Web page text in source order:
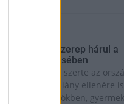
is fontos szerep hárul a
elkerülésében
a szúnyogírtás szerte az
a vízhiány ellenére
helyet a vödrökben,